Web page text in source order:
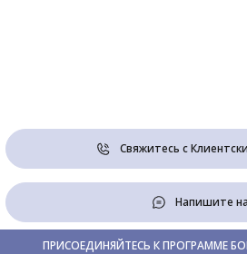
Свяжитесь с
Напишите
ПРИСОЕДИНЯЙТЕСЬ К ПРОГРАММЕ